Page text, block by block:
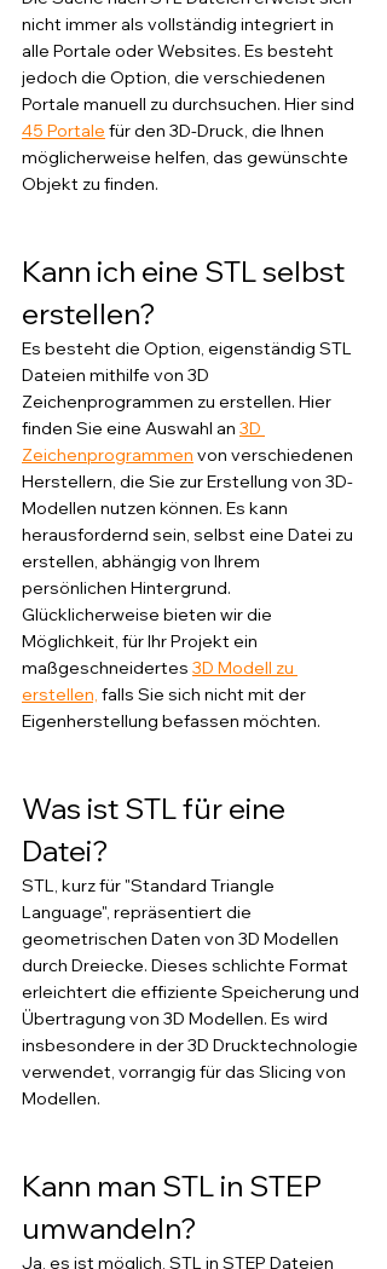
nicht immer als vollständig integriert in
alle Portale oder Websites. Es besteht
jedoch die Option, die verschiedenen
Portale manuell zu durchsuchen. Hier sind
45 Portale für den 3D-Druck, die Ihnen
möglicherweise helfen, das gewünschte
Objekt zu finden.
Kann ich eine STL selbst
erstellen?
Es besteht die Option, eigenständig STL
Dateien mithilfe von 3D
Zeichenprogrammen zu erstellen. Hier
finden Sie eine Auswahl an 3D
Zeichenprogrammen von verschiedenen
Herstellern, die Sie zur Erstellung von 3D-
Modellen nutzen können. Es kann
herausfordernd sein, selbst eine Datei zu
erstellen, abhängig von Ihrem
persönlichen Hintergrund.
Glücklicherweise bieten wir die
Möglichkeit, für Ihr Projekt ein
maßgeschneidertes 3D Modell zu
erstellen, falls Sie sich nicht mit der
Eigenherstellung befassen möchten.
Was ist STL für eine
Datei?
STL, kurz für "Standard Triangle
Language", repräsentiert die
geometrischen Daten von 3D Modellen
durch Dreiecke. Dieses schlichte Format
erleichtert die effiziente Speicherung und
Übertragung von 3D Modellen. Es wird
insbesondere in der 3D Drucktechnologie
verwendet, vorrangig für das Slicing von
Modellen.
Kann man STL in STEP
umwandeln?
Ja, es ist möglich, STL in STEP Dateien